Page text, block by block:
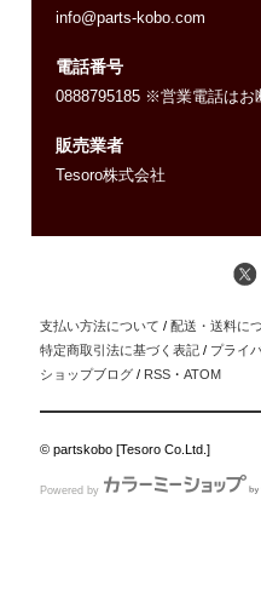
info@parts-kobo.com
電話番号
0888795185 ※営業電話はお
販売業者
Tesoro株式会社
支払い方法について / 配送・送料に
特定商取引法に基づく表記 / プライ
ショップブログ / RSS ・ATOM
© partskobo [Tesoro Co.Ltd.]
Powered by